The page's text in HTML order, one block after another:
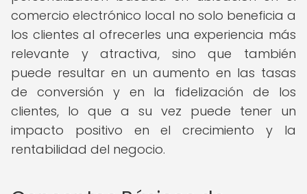
comercio electrónico local no solo beneficia a
los clientes al ofrecerles una experiencia más
relevante y atractiva, sino que también
puede resultar en un aumento en las tasas
de conversión y en la fidelización de los
clientes, lo que a su vez puede tener un
impacto positivo en el crecimiento y la
rentabilidad del negocio.